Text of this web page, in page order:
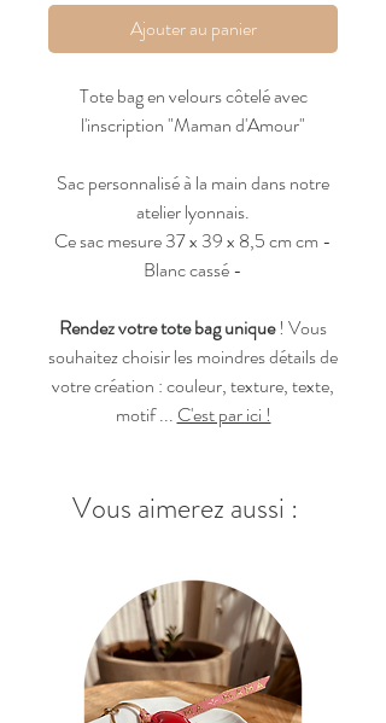
Ajouter au panier
Tote bag en velours côtelé avec
l'inscription "Maman d'Amour"
Sac personnalisé à la main dans notre
atelier lyonnais.
Ce sac mesure 37 x 39 x 8,5 cm cm -
Blanc cassé -
Rendez votre tote bag unique! Vous
souhaitez choisir les moindres détails de
votre création : couleur, texture, texte,
motif ... C'est par ici !
Vous aimerez aussi :